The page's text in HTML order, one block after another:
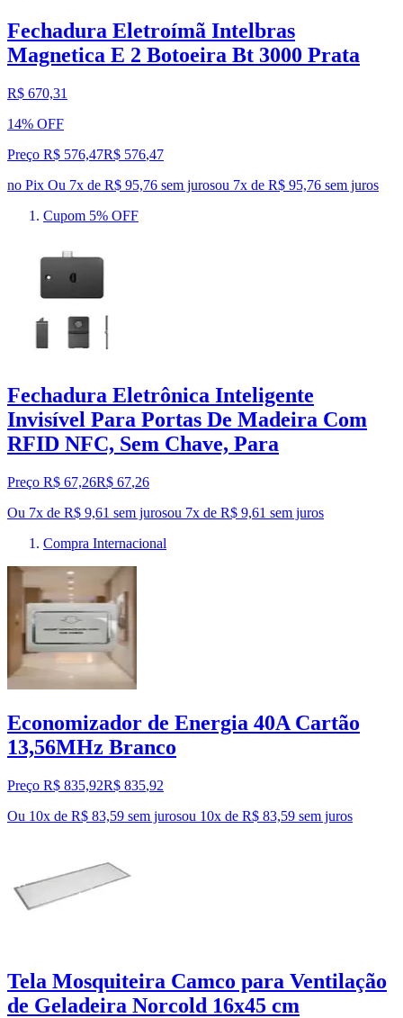
Fechadura Eletroímã Intelbras
Magnetica E 2 Botoeira Bt 3000 Prata
R$ 670,31
14% OFF
Preço R$ 576,47R$ 576,47
no Pix Ou 7x de R$ 95,76 sem jurosou 7x de R$ 95,76 sem juros
Cupom 5% OFF
Fechadura Eletrônica Inteligente
Invisível Para Portas De Madeira Com
RFID NFC, Sem Chave, Para
Preço R$ 67,26R$ 67,26
Ou 7x de R$ 9,61 sem jurosou 7x de R$ 9,61 sem juros
Compra Internacional
Economizador de Energia 40A Cartão
13,56MHz Branco
Preço R$ 835,92R$ 835,92
Ou 10x de R$ 83,59 sem jurosou 10x de R$ 83,59 sem juros
Tela Mosquiteira Camco para Ventilação
de Geladeira Norcold 16x45 cm